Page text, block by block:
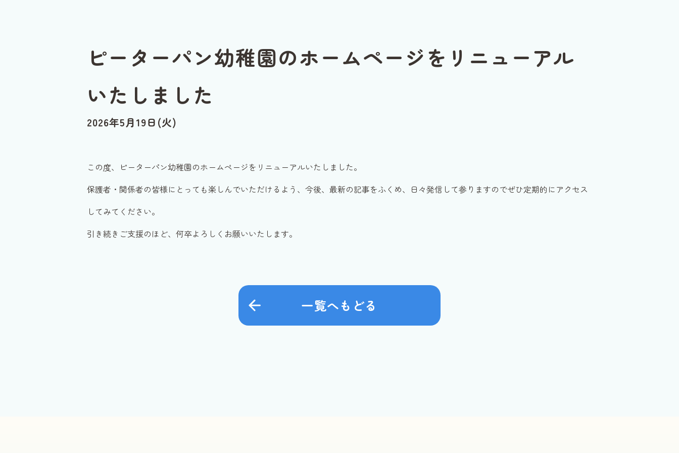
ピーターパン幼稚園のホームページをリニューアル
いたしました
2026年5月19日(火)
この度、ピーターパン幼稚園のホームページをリニューアルいたしました。
保護者・関係者の皆様にとっても楽しんでいただけるよう、今後、最新の記事をふくめ、日々発信して参りますのでぜひ定期的にアクセス
してみてください。
引き続きご支援のほど、何卒よろしくお願いいたします。
一覧へもどる